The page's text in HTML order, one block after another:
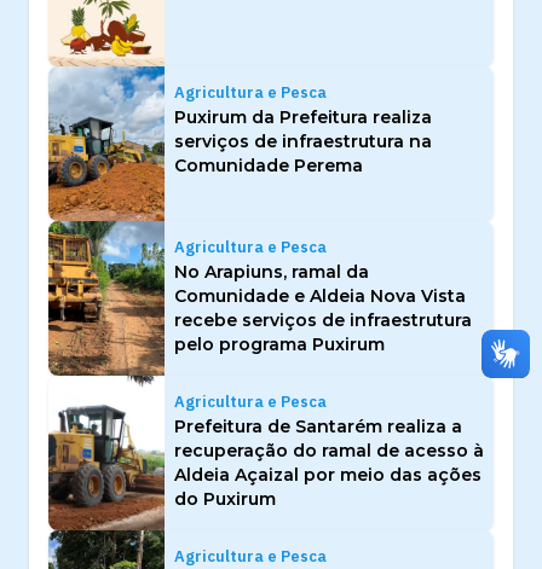
Agricultura e Pesca
Puxirum da Prefeitura realiza
serviços de infraestrutura na
Comunidade Perema
Agricultura e Pesca
No Arapiuns, ramal da
Comunidade e Aldeia Nova Vista
recebe serviços de infraestrutura
pelo programa Puxirum
Agricultura e Pesca
Prefeitura de Santarém realiza a
recuperação do ramal de acesso à
Aldeia Açaizal por meio das ações
do Puxirum
Agricultura e Pesca